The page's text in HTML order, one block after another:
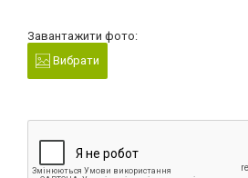
Завантажити фото:
Вибрати